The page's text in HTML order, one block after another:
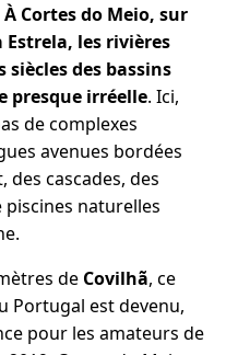
À Cortes do Meio, sur
Estrela, les rivières
siècles des bassins
presque irréelle. Ici,
de complexes
avenues bordées
cascades, des
naturelles
de Covilhã, ce
Portugal est devenu,
pour les amateurs de